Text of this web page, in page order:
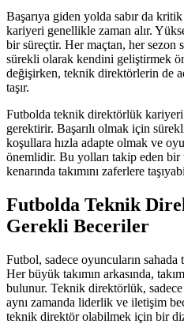
Başarıya giden yolda sabır da
kariyeri genellikle zaman alır.
bir süreçtir. Her maçtan, her sezon
sürekli olarak kendini geliştirmek
değişirken, teknik direktörlerin de
taşır.
Futbolda teknik direktörlük
gerektirir. Başarılı olmak için
koşullara hızla adapte olmak ve
önemlidir. Bu yolları takip eden bir
kenarında takımını zaferlere
Futbolda Teknik
Gerekli Beceriler
Futbol, sadece oyuncuların sahada
Her büyük takımın arkasında,
bulunur. Teknik direktörlük,
aynı zamanda liderlik ve iletişim
teknik direktör olabilmek için bir